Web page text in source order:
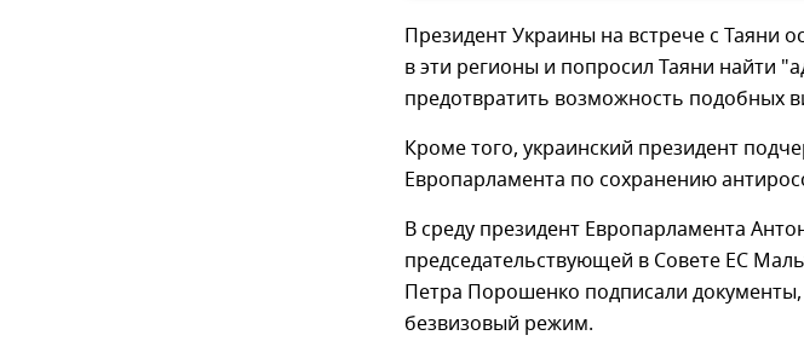
Президент Украины на встрече с Таяни
в эти регионы и попросил Таяни найти
предотвратить возможность подобных
Кроме того, украинский президент
Европарламента по сохранению
В среду президент Европарламента
председательствующей в Совете ЕС
Петра Порошенко подписали
безвизовый режим.